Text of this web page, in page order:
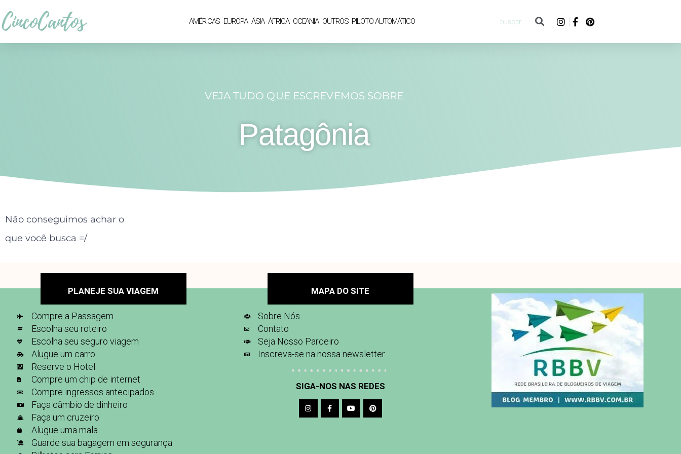
AMÉRICAS EUROPA ÁSIA ÁFRICA OCEANIA OUTROS PILOTO AUTOMÁTICO
VEJA TUDO QUE ESCREVEMOS SOBRE
Patagônia
Não conseguimos achar o
que você busca =/
PLANEJE SUA VIAGEM
Compre a Passagem
Escolha seu roteiro
Escolha seu seguro viagem
Alugue um carro
Reserve o Hotel
Compre um chip de internet
Compre ingressos antecipados
Faça câmbio de dinheiro
Faça um cruzeiro
Alugue uma mala
Guarde sua bagagem em segurança
MAPA DO SITE
Sobre Nós
Contato
Seja Nosso Parceiro
Inscreva-se na nossa newsletter
SIGA-NOS NAS REDES